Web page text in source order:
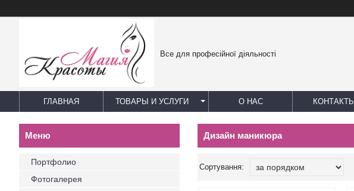
Все для професійної діяльності
ГЛАВНАЯ ТОВАРЫ И УСЛУГИ О НАС КОНТАКТЫ
Дизайн маникюра
Портфолио
Фотогалерея